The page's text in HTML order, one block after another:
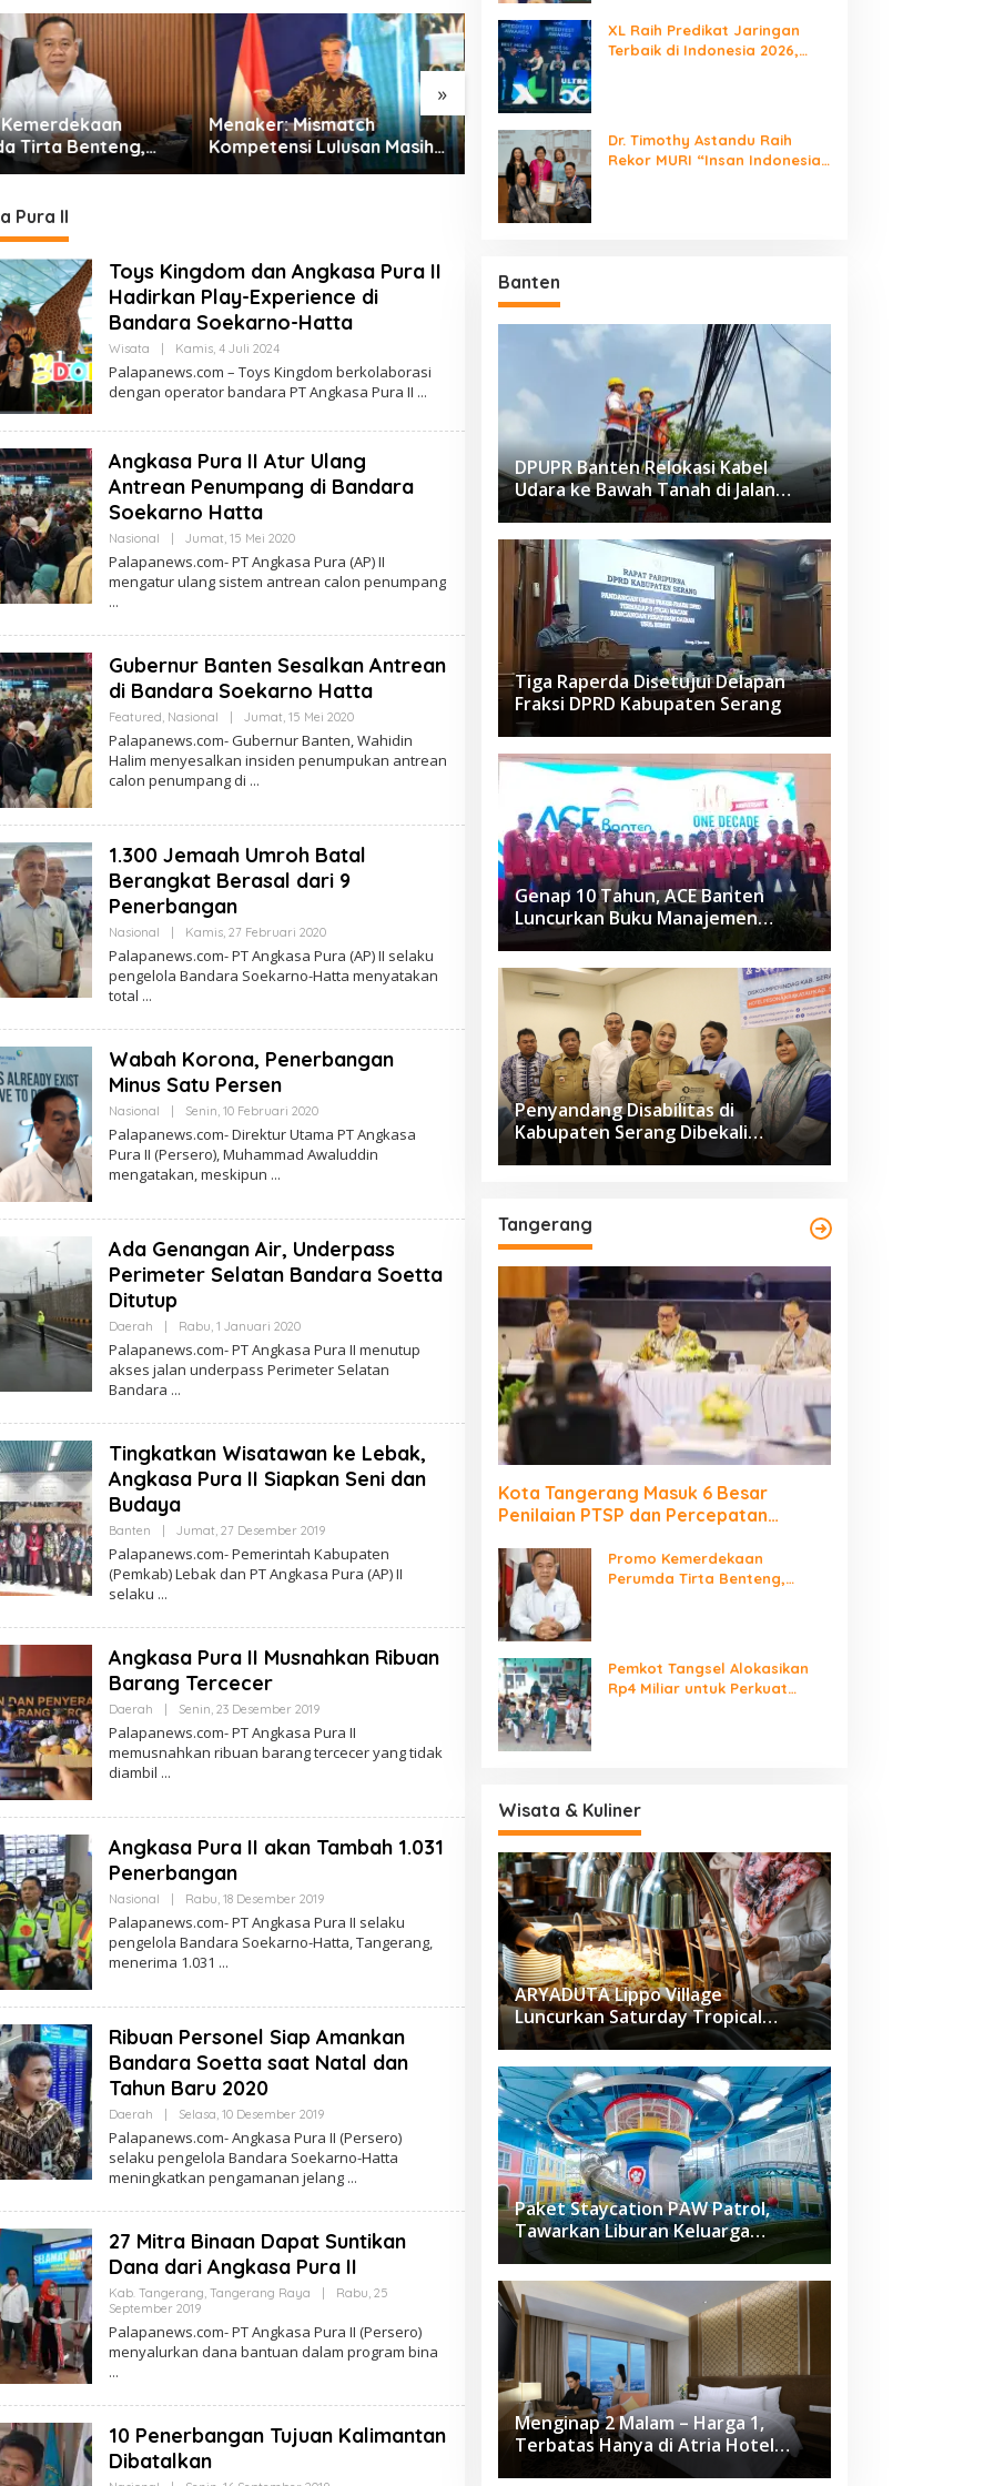
»
Mismatch
Lulusan Masih
Dunia Kerja
Kota Tangerang Masuk 6
Besar Penilaian PTSP dan
Percepatan Berusaha
Unlimited 5G Tanpa Batas
di Semarang
Kemerdekaan, GWK
Cultural Park Gelar Pesta
Pura II
Toys Kingdom dan Angkasa Pura II
Hadirkan Play-Experience di
Bandara Soekarno-Hatta
Wisata Kamis, 4 Juli 2024Oleh
Palapanews.com – Toys Kingdom berkolaborasi
dengan operator bandara PT Angkasa Pura II
Angkasa Pura II Atur Ulang
Antrean Penumpang di Bandara
Soekarno Hatta
Nasional Jumat, 15 Mei 2020Oleh
Palapanews.com- PT Angkasa Pura (AP) II
mengatur ulang sistem antrean calon penumpang
Gubernur Banten Sesalkan Antrean
di Bandara Soekarno Hatta
Featured, Nasional Jumat, 15 Mei 2020Oleh
Palapanews.com- Gubernur Banten, Wahidin
Halim menyesalkan insiden penumpukan antrean
calon penumpang di
1.300 Jemaah Umroh Batal
Berangkat Berasal dari 9
Penerbangan
Nasional Kamis, 27 Februari 2020Oleh
Palapanews.com- PT Angkasa Pura (AP) II selaku
pengelola Bandara Soekarno-Hatta menyatakan
total
Wabah Korona, Penerbangan
Minus Satu Persen
Nasional Senin, 10 Februari 2020Oleh
Palapanews.com- Direktur Utama PT Angkasa
Pura II (Persero), Muhammad Awaluddin
mengatakan, meskipun
Ada Genangan Air, Underpass
Perimeter Selatan Bandara Soetta
Ditutup
Daerah Rabu, 1 Januari 2020Oleh
Palapanews.com- PT Angkasa Pura II menutup
akses jalan underpass Perimeter Selatan
Bandara
Tingkatkan Wisatawan ke Lebak,
Angkasa Pura II Siapkan Seni dan
Budaya
Banten Jumat, 27 Desember 2019Oleh
Palapanews.com- Pemerintah Kabupaten
(Pemkab) Lebak dan PT Angkasa Pura (AP) II
selaku
Angkasa Pura II Musnahkan Ribuan
Barang Tercecer
Daerah Senin, 23 Desember 2019Oleh
Palapanews.com- PT Angkasa Pura II
memusnahkan ribuan barang tercecer yang tidak
diambil
Angkasa Pura II akan Tambah 1.031
Penerbangan
Nasional Rabu, 18 Desember 2019Oleh
Palapanews.com- PT Angkasa Pura II selaku
pengelola Bandara Soekarno-Hatta, Tangerang,
menerima 1.031
Ribuan Personel Siap Amankan
Bandara Soetta saat Natal dan
Tahun Baru 2020
Daerah Selasa, 10 Desember 2019Oleh
Palapanews.com- Angkasa Pura II (Persero)
selaku pengelola Bandara Soekarno-Hatta
meningkatkan pengamanan jelang
27 Mitra Binaan Dapat Suntikan
Dana dari Angkasa Pura II
Kab. Tangerang, Tangerang Raya
Rabu, 25
September 2019Oleh
Palapanews.com- PT Angkasa Pura II (Persero)
menyalurkan dana bantuan dalam program bina
10 Penerbangan Tujuan Kalimantan
Dibatalkan
XL Raih Predikat Jaringan
Terbaik di Indonesia 2026,
Dr. Timothy Astandu Raih
Rekor MURI “Insan Indonesia
Banten
DPUPR Banten Relokasi Kabel
Udara ke Bawah Tanah di Jalan
Raden Fatah Ciledug
Tiga Raperda Disetujui Delapan
Fraksi DPRD Kabupaten Serang
Genap 10 Tahun, ACE Banten
Luncurkan Buku Manajemen
Fasilitas
Penyandang Disabilitas di
Kabupaten Serang Dibekali
Pelatihan Pengolahan Hasil
Tangerang
Kota Tangerang Masuk 6 Besar
Penilaian PTSP dan Percepatan
Promo Kemerdekaan
Perumda Tirta Benteng,
Pemkot Tangsel Alokasikan
Rp4 Miliar untuk Perkuat
Wisata & Kuliner
ARYADUTA Lippo Village
Luncurkan Saturday Tropical
Brunch
Paket Staycation PAW Patrol,
Tawarkan Liburan Keluarga
Menyenangkan Hanya di Herloom
Hotel BSD
Menginap 2 Malam – Harga 1,
Terbatas Hanya di Atria Hotel